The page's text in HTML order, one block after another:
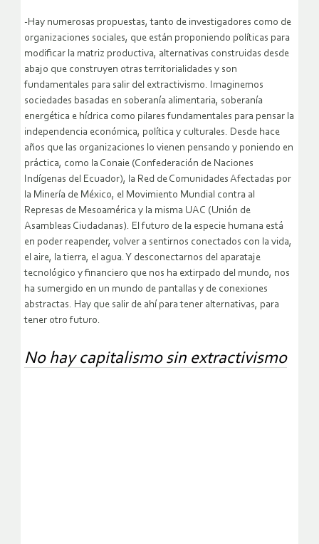
-Hay numerosas propuestas, tanto de investigadores como de
organizaciones sociales, que están proponiendo políticas para
modificar la matriz productiva, alternativas construidas desde
abajo que construyen otras territorialidades y son
fundamentales para salir del extractivismo. Imaginemos
sociedades basadas en soberanía alimentaria, soberanía
energética e hídrica como pilares fundamentales para pensar la
independencia económica, política y culturales. Desde hace
años que las organizaciones lo vienen pensando y poniendo en
práctica, como la Conaie (Confederación de Naciones
Indígenas del Ecuador), la Red de Comunidades Afectadas por
la Minería de México, el Movimiento Mundial contra al
Represas de Mesoamérica y la misma UAC (Unión de
Asambleas Ciudadanas). El futuro de la especie humana está
en poder reapender, volver a sentirnos conectados con la vida,
el aire, la tierra, el agua. Y desconectarnos del aparataje
tecnológico y financiero que nos ha extirpado del mundo, nos
ha sumergido en un mundo de pantallas y de conexiones
abstractas. Hay que salir de ahí para tener alternativas, para
tener otro futuro.
No hay capitalismo sin extractivismo